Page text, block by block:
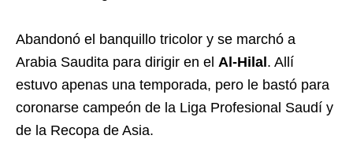
Abandonó el banquillo tricolor y se marchó a
Arabia Saudita para dirigir en el Al-Hilal. Allí
estuvo apenas una temporada, pero le bastó para
coronarse campeón de la Liga Profesional Saudí y
de la Recopa de Asia.